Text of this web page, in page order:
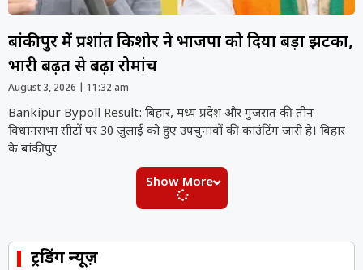
बांकीपुर में प्रशांत किशोर ने भाजपा को दिया बड़ा झटका,
भारी बढ़त से बढ़ा रोमांच
August 3, 2026 11:32 am
Bankipur Bypoll Result: बिहार, मध्य प्रदेश और गुजरात की तीन
विधानसभा सीटों पर 30 जुलाई को हुए उपचुनावों की काउंटिंग जारी है। बिहार
के बांकीपुर
Show More
ट्रेंडिंग न्यूज़